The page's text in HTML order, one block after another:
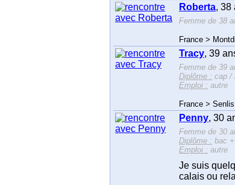
Roberta, 38
Femme de 38
France >
Tracy, 39
Femme de 39
Diplôme : cap /
Emploi : autre
France > Senlis
Penny, 30
Femme de 30
Diplôme : bac
Emploi : autre
Je suis
calais ou